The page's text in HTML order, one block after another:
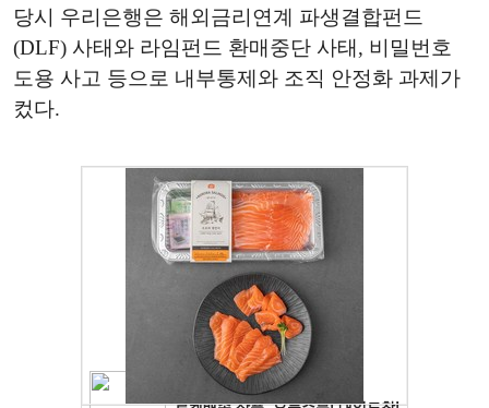
당시 우리은행은 해외금리연계 파생결합펀드
(DLF) 사태와 라임펀드 환매중단 사태, 비밀번호
도용 사고 등으로 내부통제와 조직 안정화 과제가
컸다.